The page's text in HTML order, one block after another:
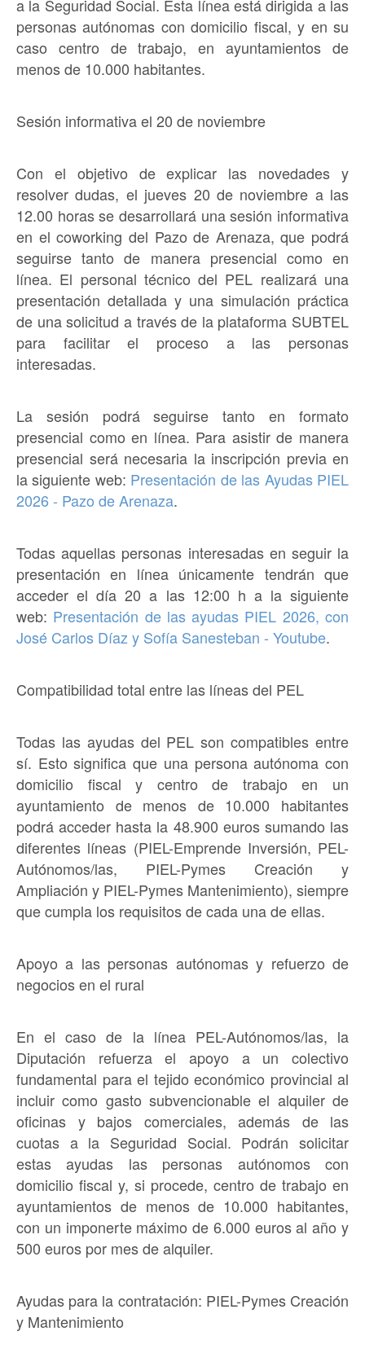
a la Seguridad Social. Esta línea está dirigida a las
personas autónomas con domicilio fiscal, y en su
caso centro de trabajo, en ayuntamientos de
menos de 10.000 habitantes.
Sesión informativa el 20 de noviembre
Con el objetivo de explicar las novedades y
resolver dudas, el jueves 20 de noviembre a las
12.00 horas se desarrollará una sesión informativa
en el coworking del Pazo de Arenaza, que podrá
seguirse tanto de manera presencial como en
línea. El personal técnico del PEL realizará una
presentación detallada y una simulación práctica
de una solicitud a través de la plataforma SUBTEL
para facilitar el proceso a las personas
interesadas.
La sesión podrá seguirse tanto en formato
presencial como en línea. Para asistir de manera
presencial será necesaria la inscripción previa en
la siguiente web: Presentación de las Ayudas PIEL
2026 - Pazo de Arenaza.
Todas aquellas personas interesadas en seguir la
presentación en línea únicamente tendrán que
acceder el día 20 a las 12:00 h a la siguiente
web: Presentación de las ayudas PIEL 2026, con
José Carlos Díaz y Sofía Sanesteban - Youtube.
Compatibilidad total entre las líneas del PEL
Todas las ayudas del PEL son compatibles entre
sí. Esto significa que una persona autónoma con
domicilio fiscal y centro de trabajo en un
ayuntamiento de menos de 10.000 habitantes
podrá acceder hasta la 48.900 euros sumando las
diferentes líneas (PIEL-Emprende Inversión, PEL-
Autónomos/las, PIEL-Pymes Creación y
Ampliación y PIEL-Pymes Mantenimiento), siempre
que cumpla los requisitos de cada una de ellas.
Apoyo a las personas autónomas y refuerzo de
negocios en el rural
En el caso de la línea PEL-Autónomos/las, la
Diputación refuerza el apoyo a un colectivo
fundamental para el tejido económico provincial al
incluir como gasto subvencionable el alquiler de
oficinas y bajos comerciales, además de las
cuotas a la Seguridad Social. Podrán solicitar
estas ayudas las personas autónomos con
domicilio fiscal y, si procede, centro de trabajo en
ayuntamientos de menos de 10.000 habitantes,
con un imponerte máximo de 6.000 euros al año y
500 euros por mes de alquiler.
Ayudas para la contratación: PIEL-Pymes Creación
y Mantenimiento